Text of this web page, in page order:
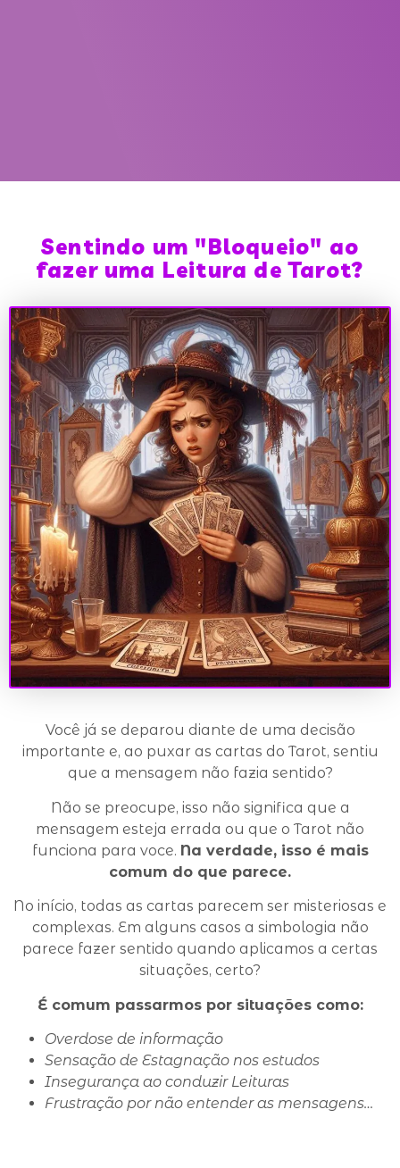
Sentindo um "Bloqueio" ao
fazer uma Leitura de Tarot?
Você já se deparou diante de uma decisão
importante e, ao puxar as cartas do Tarot, sentiu
que a mensagem não fazia sentido?
Não se preocupe, isso não significa que a
mensagem esteja errada ou que o Tarot não
funciona para voce. Na verdade, isso é mais
comum do que parece.
No início, todas as cartas parecem ser misteriosas e
complexas. Em alguns casos a simbologia não
parece fazer sentido quando aplicamos a certas
situações, certo?
É comum passarmos por situações como:
Overdose de informação
Sensação de Estagnação nos estudos
Insegurança ao conduzir Leituras
Frustração por não entender as mensagens…